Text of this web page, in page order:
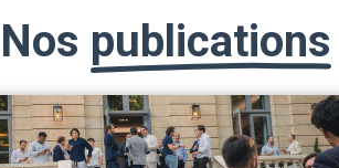
Nos publications